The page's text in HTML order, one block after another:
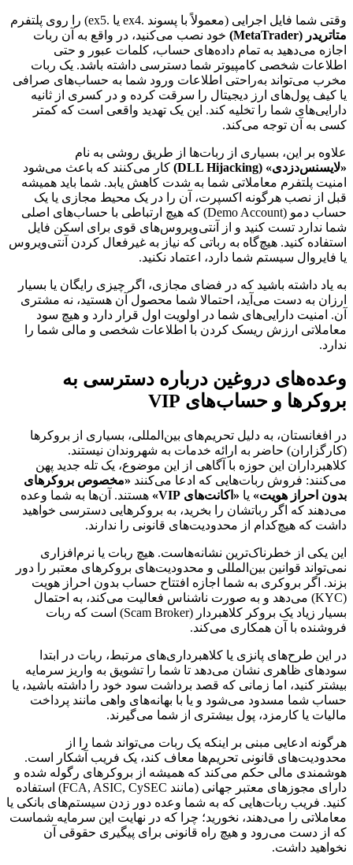
وقتی شما فایل اجرایی (معمولاً با پسوند .ex4 یا .ex5) را روی پلتفرم
متاتریدر (MetaTrader)
خود نصب می‌کنید، در واقع به آن ربات
اجازه می‌دهید به تمام داده‌های حساب، کلمات عبور و حتی
اطلاعات شخصی کامپیوتر شما دسترسی داشته باشد. یک ربات
مخرب می‌تواند به‌راحتی اطلاعات ورود شما به حساب‌های صرافی
یا کیف پول‌های ارز دیجیتال را سرقت کرده و در کسری از ثانیه
دارایی‌های شما را تخلیه کند. این یک تهدید واقعی است که کمتر
کسی به آن توجه می‌کند.
علاوه بر این، بسیاری از ربات‌ها از طریق روشی به نام
«لایسنس‌دزدی» (DLL Hijacking)
کار می‌کنند که باعث می‌شود
امنیت پلتفرم معاملاتی شما به شدت کاهش یابد. شما باید همیشه
قبل از نصب هرگونه اکسپرت، آن را در یک محیط مجازی یا یک
حساب دمو (Demo Account) که هیچ ارتباطی با حساب‌های اصلی
شما ندارد تست کنید و از آنتی‌ویروس‌های قوی برای اسکن فایل
استفاده کنید. هیچ‌گاه به رباتی که نیاز به غیرفعال کردن آنتی‌ویروس
یا فایروال سیستم شما دارد، اعتماد نکنید.
به یاد داشته باشید که در فضای مجازی، اگر چیزی رایگان یا بسیار
ارزان به دست می‌آید، احتمالا شما محصول آن هستید، نه مشتری
آن. امنیت دارایی‌های شما در اولویت اول قرار دارد و هیچ سود
معاملاتی ارزش ریسک کردن با اطلاعات شخصی و مالی شما را
ندارد.
وعده‌های دروغین درباره دسترسی به
بروکرها و حساب‌های VIP
در افغانستان، به دلیل تحریم‌های بین‌المللی، بسیاری از بروکرها
(کارگزاران) حاضر به ارائه خدمات به شهروندان نیستند.
کلاهبرداران این حوزه با آگاهی از این موضوع، یک تله جدید پهن
می‌کنند: فروش ربات‌هایی که ادعا می‌کنند «مخصوص بروکرهای
بدون احراز هویت» یا «اکانت‌های VIP»
هستند. آن‌ها به شما وعده
می‌دهند که اگر رباتشان را بخرید، به بروکرهایی دسترسی خواهید
داشت که هیچ‌کدام از محدودیت‌های قانونی را ندارند.
این یکی از خطرناک‌ترین نشانه‌هاست. هیچ ربات یا نرم‌افزاری
نمی‌تواند قوانین بین‌المللی و محدودیت‌های بروکرهای معتبر را دور
بزند. اگر بروکری به شما اجازه افتتاح حساب بدون احراز هویت
(KYC) می‌دهد و به صورت ناشناس فعالیت می‌کند، به احتمال
بسیار زیاد یک بروکر کلاهبردار (Scam Broker) است که ربات
فروشنده با آن همکاری می‌کند.
در این طرح‌های پانزی یا کلاهبرداری‌های مرتبط، ربات در ابتدا
سودهای ظاهری نشان می‌دهد تا شما را تشویق به واریز سرمایه
بیشتر کنید، اما زمانی که قصد برداشت سود خود را داشته باشید، یا
حساب شما مسدود می‌شود و یا با بهانه‌های واهی مانند پرداخت
مالیات یا کارمزد، پول بیشتری از شما می‌گیرند.
هرگونه ادعایی مبنی بر اینکه یک ربات می‌تواند شما را از
محدودیت‌های قانونی تحریم‌ها معاف کند، یک فریب آشکار است.
هوشمندی مالی حکم می‌کند که همیشه از بروکرهای رگوله شده و
دارای مجوزهای معتبر جهانی (مانند FCA, ASIC, CySEC) استفاده
کنید. فریب ربات‌هایی که به شما وعده دور زدن سیستم‌های بانکی یا
معاملاتی را می‌دهند، نخورید؛ چرا که در نهایت این سرمایه شماست
که از دست می‌رود و هیچ راه قانونی برای پیگیری حقوقی آن
نخواهید داشت.